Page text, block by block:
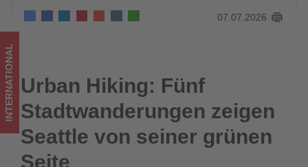
grünen
Seite
-
Wissen,
was
im
07.07.2026
Urban Hiking: Fünf Stadtwanderungen zeigen Seattle von
seiner grünen Seite
INTERNATIONAL Urban Hiking: Fünf
Stadtwanderungen zeigen
Seattle von seiner grünen
Seite